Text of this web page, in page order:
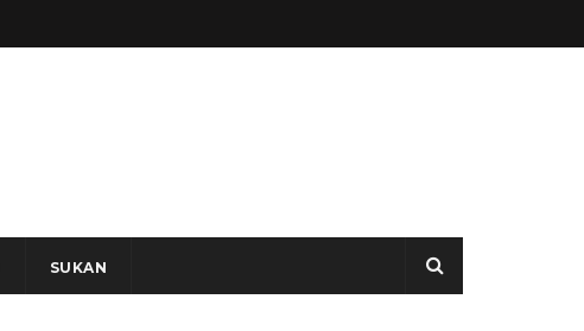
SUKAN